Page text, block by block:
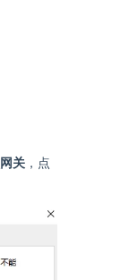
关 ，点